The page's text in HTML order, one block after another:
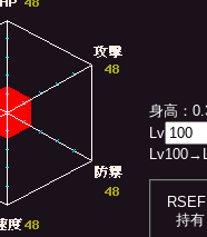
身高：
Lv
Lv100
持有